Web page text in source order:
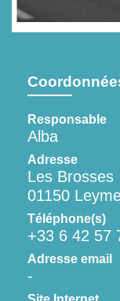
Responsable
Alba
Adresse
Les Brosses
01150
Téléphone(s)
+33 6 42 57
Adresse email
-